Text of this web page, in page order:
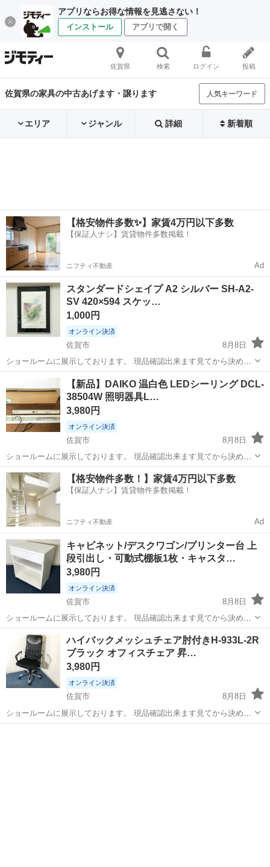
アプリならお得な情報を見逃さない！
インストール アプリで開く
佐賀県 検索 ログイン 投稿
佐賀県の家具の中古あげます・譲ります 人気キーワード
エリア ジャンル 詳細 新着順
【格安物件多数✨】家賃4万円以下多数
【保証人ナシ】賃貸物件多数掲載！
ニフティ不動産 Ad
スタンダードシェイプ A2 シルバー SH-A2-
SV 420×594 スケッ…
1,000円
オンライン決済
佐賀市
8月8日
ショールームに展示しております。 現品確認出来ます見てから決めて
頂いて構いません。 （事前にお問合せ下さい。） 引き渡しは平日10：
00～19：00・土/日/祭日13：00～20：00頃まででお願いします。 火曜
日は...
佐賀市 インテリア雑貨/小物
【新品】DAIKO 温白色 LEDシーリング DCL-
38504W 照明器具L…
3,980円
オンライン決済
佐賀市
8月8日
ショールームに展示しております。 現品確認出来ます見てから決めて
頂いて構いません。 （事前にお問合せ下さい。） 引き渡しは平日10：
00～19：00・土/日/祭日13：00～20：00頃まででお願いします。 火曜
日は...
佐賀 佐賀市 照明器具 LED
【格安物件多数！】家賃4万円以下多数
【保証人ナシ】賃貸物件多数掲載！
ニフティ不動産 Ad
キャビネット/デスクワゴン/プリンター台 上
段引出し・可動式棚板1枚・キャスタ…
3,980円
オンライン決済
佐賀市
8月8日
ショールームに展示しております。 現品確認出来ます見てから決めて
頂いて構いません。 （事前にお問合せ下さい。） 引き渡しは平日10：
00～19：00・土/日/祭日13：00～20：00頃まででお願いします。 火曜
日は...
佐賀 佐賀市 収納家具
ハイバックメッシュチェア肘付きH-933L-2R
ブラック オフィスチェア 昇…
3,980円
オンライン決済
佐賀市
8月8日
ショールームに展示しております。 現品確認出来ます見てから決めて
頂いて構いません。 （事前にお問合せ下さい。） 引き渡しは平日10：